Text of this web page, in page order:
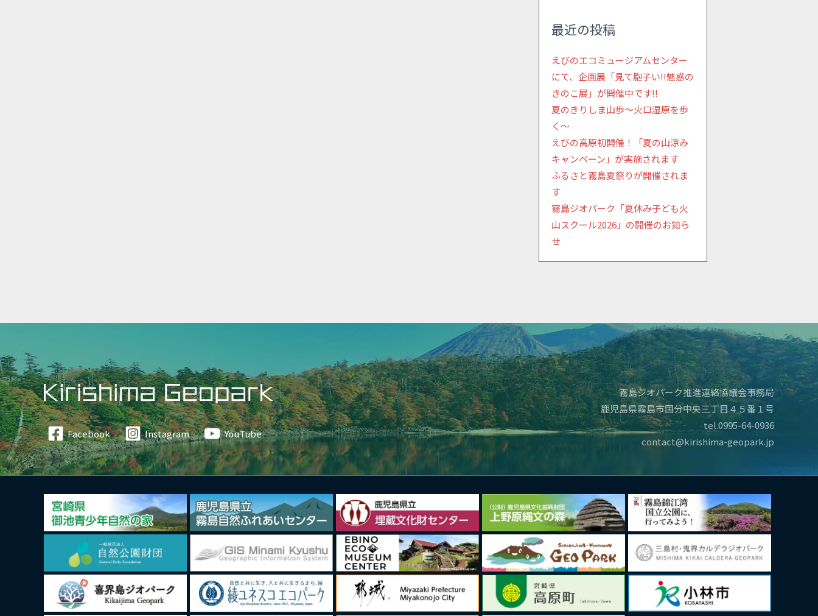
最近の投稿
えびのエコミュージアムセンター
にて、企画展「見て胞子い!!魅惑の
きのこ展」が開催中です!!
夏のきりしま山歩～火口湿原を歩
く～
えびの高原初開催！「夏の山涼み
キャンペーン」が実施されます
ふるさと霧島夏祭りが開催されま
す
霧島ジオパーク「夏休み子ども火
山スクール2026」の開催のお知ら
せ
Facebook Instagram YouTube
霧島ジオパーク推進連絡協議会事務局
鹿児島県霧島市国分中央三丁目４５番１号
tel.0995-64-0936
contact@kirishima-geopark.jp